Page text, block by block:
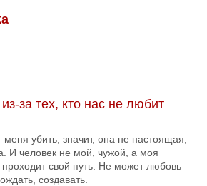
за тех, кто нас не любит
меня убить, значит, она не настоящая,
И человек не мой, чужой, а моя
свой путь. Не может любовь
создавать.